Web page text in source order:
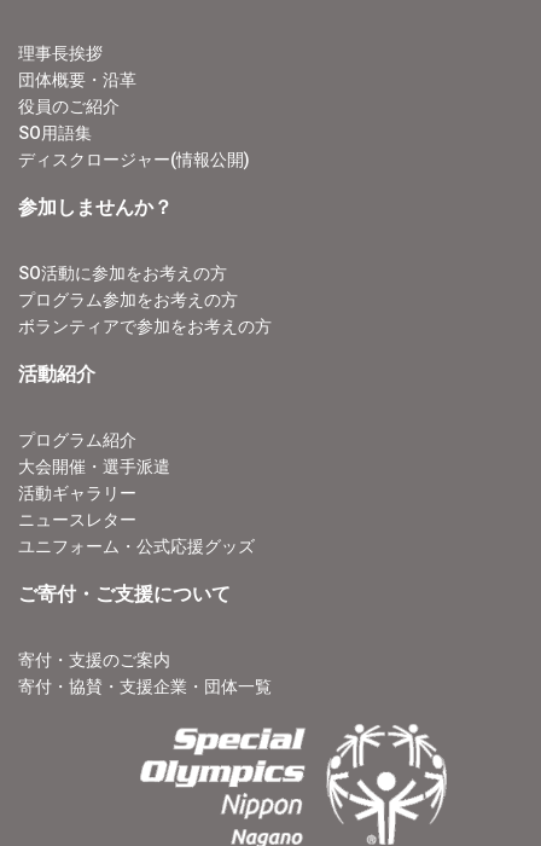
理事長挨拶
団体概要・沿革
役員のご紹介
SO用語集
ディスクロージャー(情報公開)
参加しませんか？
SO活動に参加をお考えの方
プログラム参加をお考えの方
ボランティアで参加をお考えの方
活動紹介
プログラム紹介
大会開催・選手派遣
活動ギャラリー
ニュースレター
ユニフォーム・公式応援グッズ
ご寄付・ご支援について
寄付・支援のご案内
寄付・協賛・支援企業・団体一覧